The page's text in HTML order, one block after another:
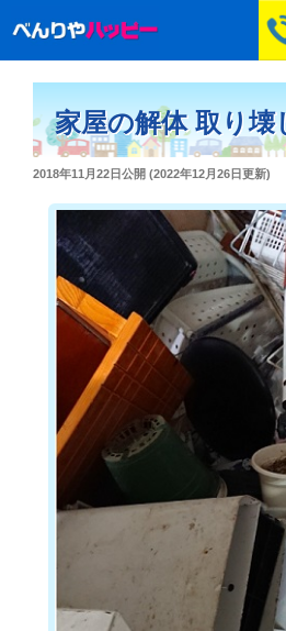
家屋の解体 取り壊
投
2018年11月22日公開 (2022年12月26日更新)